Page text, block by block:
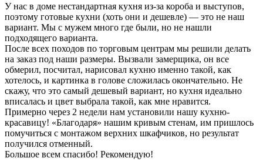
У нас в доме нестандартная кухня из-за короба и выступов,
поэтому готовые кухни (хоть они и дешевле) — это не наш
вариант. Мы с мужем много где были, но не нашли
подходящего варианта.
После всех походов по торговым центрам мы решили делать
на заказ под наши размеры. Вызвали замерщика, он все
обмерил, посчитал, нарисовал кухню именно такой, как
хотелось, и картинка в голове сложилась окончательно. Не
скажу, что это самый дешевый вариант, но кухня идеально
вписалась и цвет выбрала такой, как мне нравится.
Примерно через 2 недели нам установили нашу кухню-
красавицу! «Благодаря» нашим кривым стенам, им пришлось
помучиться с монтажом верхних шкафчиков, но результат
получился отменный.
Большое всем спасибо! Рекомендую!